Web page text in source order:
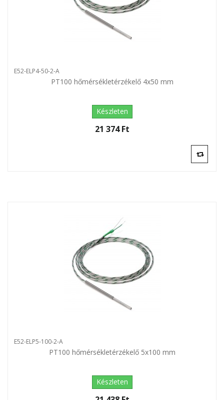
E52-ELP4-50-2-A
PT100 hőmérsékletérzékelő 4x50 mm
Készleten
21 374 Ft‎
E52-ELP5-100-2-A
PT100 hőmérsékletérzékelő 5x100 mm
Készleten